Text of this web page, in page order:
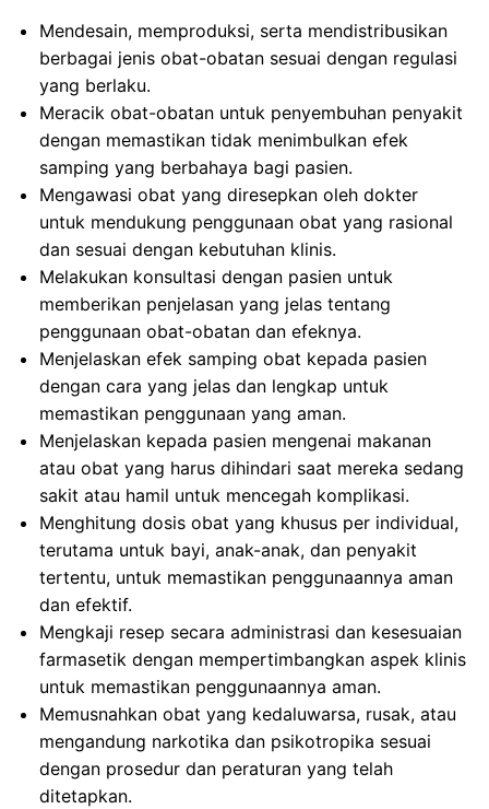
Mendesain, memproduksi, serta mendistribusikan
berbagai jenis obat-obatan sesuai dengan regulasi
yang berlaku.
Meracik obat-obatan untuk penyembuhan penyakit
dengan memastikan tidak menimbulkan efek
samping yang berbahaya bagi pasien.
Mengawasi obat yang diresepkan oleh dokter
untuk mendukung penggunaan obat yang rasional
dan sesuai dengan kebutuhan klinis.
Melakukan konsultasi dengan pasien untuk
memberikan penjelasan yang jelas tentang
penggunaan obat-obatan dan efeknya.
Menjelaskan efek samping obat kepada pasien
dengan cara yang jelas dan lengkap untuk
memastikan penggunaan yang aman.
Menjelaskan kepada pasien mengenai makanan
atau obat yang harus dihindari saat mereka sedang
sakit atau hamil untuk mencegah komplikasi.
Menghitung dosis obat yang khusus per individual,
terutama untuk bayi, anak-anak, dan penyakit
tertentu, untuk memastikan penggunaannya aman
dan efektif.
Mengkaji resep secara administrasi dan kesesuaian
farmasetik dengan mempertimbangkan aspek klinis
untuk memastikan penggunaannya aman.
Memusnahkan obat yang kedaluwarsa, rusak, atau
mengandung narkotika dan psikotropika sesuai
dengan prosedur dan peraturan yang telah
ditetapkan.